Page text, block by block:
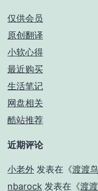
仅供会员
原创翻译
小软心得
最近购买
生活笔记
网盘相关
酷站推荐
近期评论
小老外 发表在《渡渡
nbarock 发表在《渡